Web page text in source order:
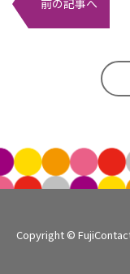
前の記事へ
Copyright ©